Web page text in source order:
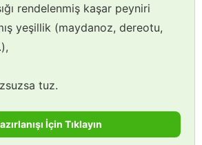
rendelenmiş kaşar peyniri
yeşillik (maydanoz, dereotu,
tuz.
İçin Tıklayın